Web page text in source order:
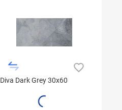
Diva Dark Grey 30x60